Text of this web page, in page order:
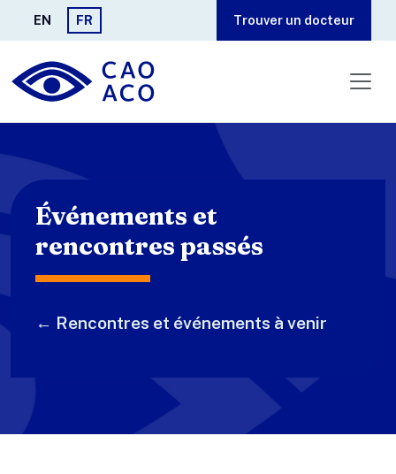
Aller au contenu principal
EN FR Trouver un docteur
Événements et
rencontres passés
← Rencontres et événements à venir